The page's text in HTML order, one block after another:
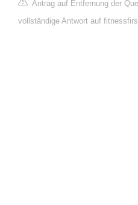
Antrag auf Entfernung der
vollständige Antwort auf